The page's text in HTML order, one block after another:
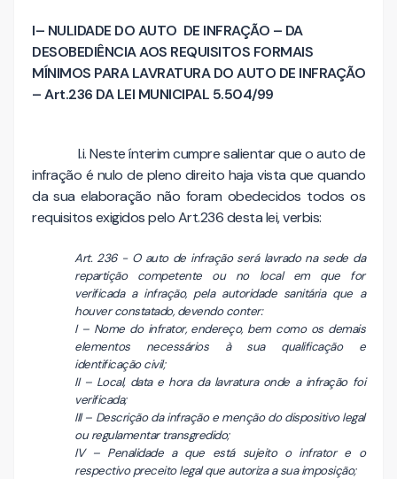
I– NULIDADE DO AUTO DE INFRAÇÃO – DA
DESOBEDIÊNCIA AOS REQUISITOS FORMAIS
MÍNIMOS PARA LAVRATURA DO AUTO DE INFRAÇÃO
– Art.236 DA LEI MUNICIPAL 5.504/99
I.i. Neste ínterim cumpre salientar que o auto de
infração é nulo de pleno direito haja vista que quando
da sua elaboração não foram obedecidos todos os
requisitos exigidos pelo Art.236 desta lei, verbis:
Art. 236 - O auto de infração será lavrado na sede da
repartição competente ou no local em que for
verificada a infração, pela autoridade sanitária que a
houver constatado, devendo conter:
I – Nome do infrator, endereço, bem como os demais
elementos necessários à sua qualificação e
identificação civil;
II – Local, data e hora da lavratura onde a infração foi
verificada;
III – Descrição da infração e menção do dispositivo legal
ou regulamentar transgredido;
IV – Penalidade a que está sujeito o infrator e o
respectivo preceito legal que autoriza a sua imposição;